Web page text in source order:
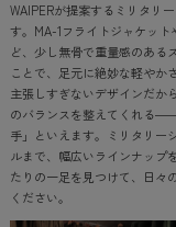
WAIPERが提案するミリタリ
す。MA-1フライトジャケッ
ど、少し無骨で重量感のある
ことで、足元に絶妙な軽やか
主張しすぎないデザインだか
のバランスを整えてくれる
手」といえます。ミリタリー
ルまで、幅広いラインナップ
たりの一足を見つけて、日々
ください。